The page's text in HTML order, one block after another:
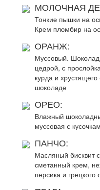
МОЛОЧНАЯ
Тонкие пышки на
Крем пломбир на
ОРАНЖ:
Муссовый.
цедрой, с
курда и
шоколаде
ОРЕО:
Влажный
муссовая с
ПАНЧО:
Масляный бисквит
сметанный крем,
персика и грецкого